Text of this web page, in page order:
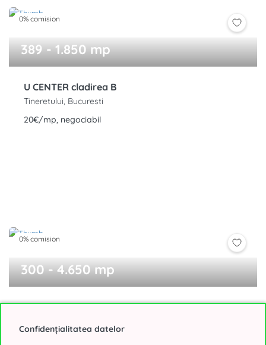
0% comision
389 - 1.850 mp
U CENTER cladirea B
Tineretului, Bucuresti
20€/mp, negociabil
0% comision
300 - 4.650 mp
Expozitiei 1 cladirea B1
Confidențialitatea datelor